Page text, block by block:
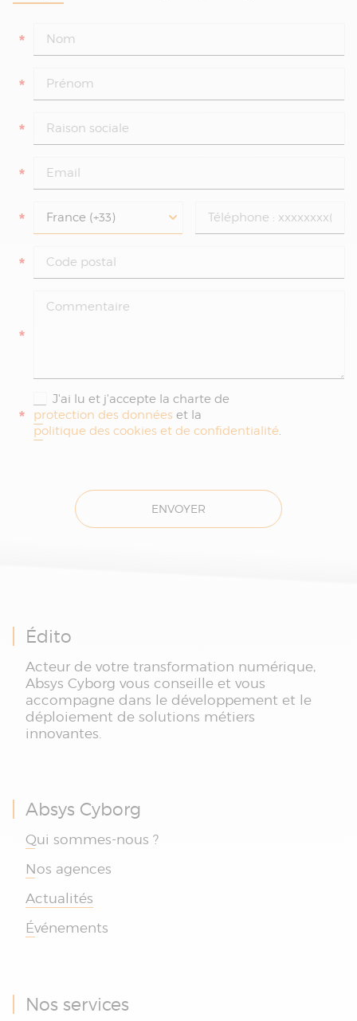
*
*
*
*
*
*
*
*
J'ai lu et j'accepte la charte de
protection des données et la
politique des cookies et de confidentialité.
ENVOYER
Édito
Acteur de votre transformation numérique,
Absys Cyborg vous conseille et vous
accompagne dans le développement et le
déploiement de solutions métiers
innovantes.
Absys Cyborg
Qui sommes-nous ?
Nos agences
Actualités
Événements
Nos services